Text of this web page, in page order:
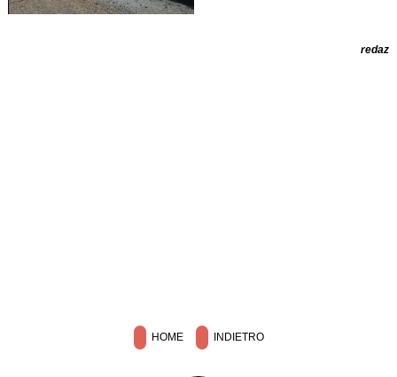
redaz
HOME INDIETRO